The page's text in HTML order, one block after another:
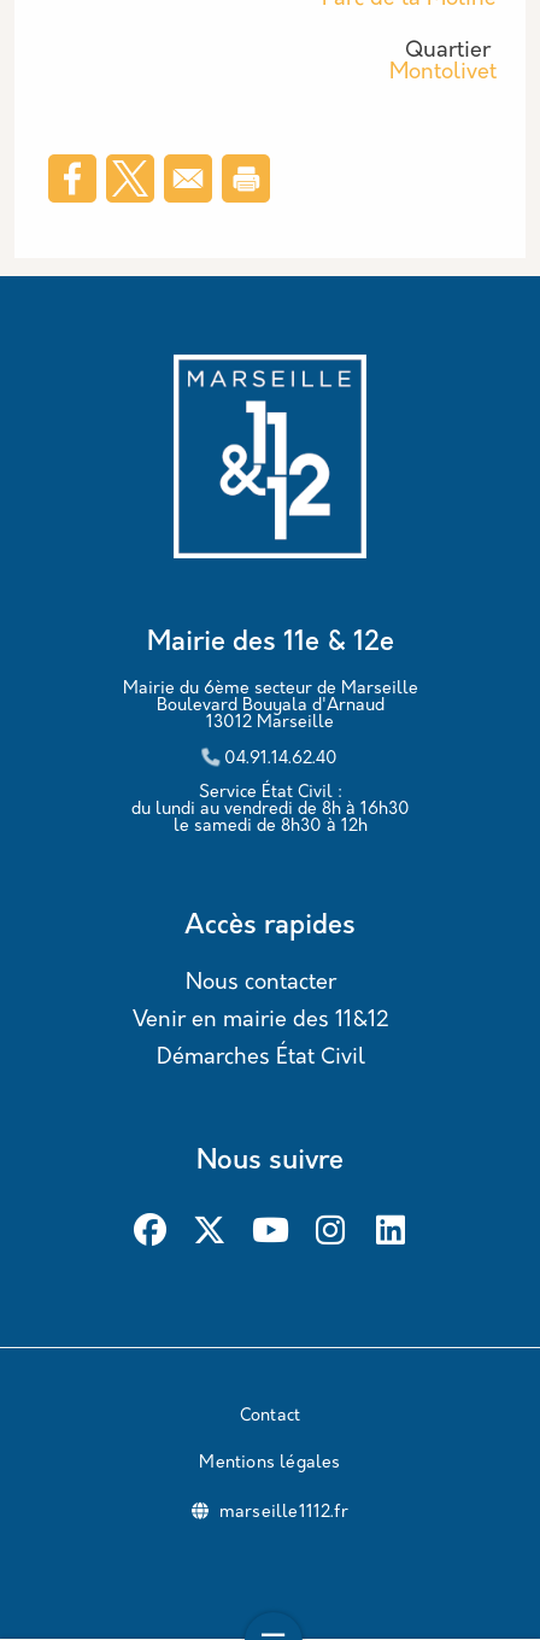
Quartier
Montolivet
Mairie des 11e & 12e
Mairie du 6ème secteur de Marseille
Boulevard Bouyala d'Arnaud
13012 Marseille
04.91.14.62.40
Service État Civil :
du lundi au vendredi de 8h à 16h30
le samedi de 8h30 à 12h
Accès rapides
Nous contacter
Venir en mairie des 11&12
Démarches État Civil
Nous suivre
Contact
Mentions légales
marseille1112.fr